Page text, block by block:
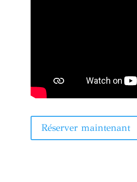
Réserver maintenant